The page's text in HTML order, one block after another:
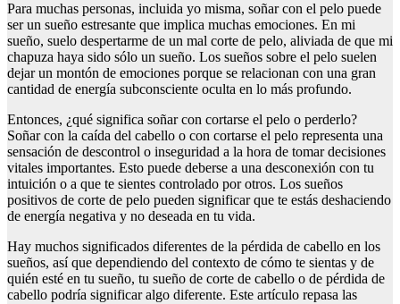
Para muchas personas, incluida yo misma, soñar con el pelo puede
ser un sueño estresante que implica muchas emociones. En mi
sueño, suelo despertarme de un mal corte de pelo, aliviada de que mi
chapuza haya sido sólo un sueño. Los sueños sobre el pelo suelen
dejar un montón de emociones porque se relacionan con una gran
cantidad de energía subconsciente oculta en lo más profundo.
Entonces, ¿qué significa soñar con cortarse el pelo o perderlo?
Soñar con la caída del cabello o con cortarse el pelo representa una
sensación de descontrol o inseguridad a la hora de tomar decisiones
vitales importantes. Esto puede deberse a una desconexión con tu
intuición o a que te sientes controlado por otros. Los sueños
positivos de corte de pelo pueden significar que te estás deshaciendo
de energía negativa y no deseada en tu vida.
Hay muchos significados diferentes de la pérdida de cabello en los
sueños, así que dependiendo del contexto de cómo te sientas y de
quién esté en tu sueño, tu sueño de corte de cabello o de pérdida de
cabello podría significar algo diferente. Este artículo repasa las